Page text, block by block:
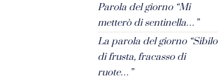
Parola del giorno “Mi
metterò di sentinella…”
La parola del giorno “Sibilo
di frusta, fracasso di
ruote…”